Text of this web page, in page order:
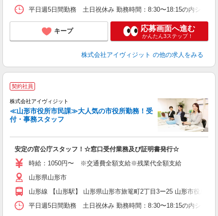
平日週5日間勤務 土日祝休み 勤務時間：8:30〜18:15の内シフ
キープ 応募画面へ進む
かんたん3ステップ！
株式会社アイヴィジット の他の求人をみる
契約社員
株式会社アイヴィジット
≪山形市役所市民課≫大人気の市役所勤務！受
付・事務スタッフ
安定の官公庁スタッフ！☆窓口受付業務及び証明書発行☆
時給：1050円〜 ※交通費全額支給※残業代全額支給
山形県山形市
山形線 【山形駅】 山形県山形市旅篭町2丁目3ー25 山形市役所
平日週5日間勤務 土日祝休み 勤務時間：8:30〜18:15の内シフ